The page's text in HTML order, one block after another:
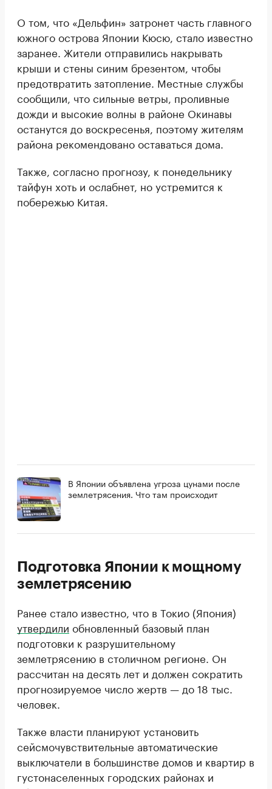
О том, что «Дельфин» затронет часть главного
южного острова Японии Кюсю, стало известно
заранее. Жители отправились накрывать
крыши и стены синим брезентом, чтобы
предотвратить затопление. Местные службы
сообщили, что сильные ветры, проливные
дожди и высокие волны в районе Окинавы
останутся до воскресенья, поэтому жителям
района рекомендовано оставаться дома.
Также, согласно прогнозу, к понедельнику
тайфун хоть и ослабнет, но устремится к
побережью Китая.
В Японии объявлена угроза цунами после
землетрясения. Что там происходит
Подготовка Японии к мощному
землетрясению
Ранее стало известно, что в Токио (Япония)
утвердили обновленный базовый план
подготовки к разрушительному
землетрясению в столичном регионе. Он
рассчитан на десять лет и должен сократить
прогнозируемое число жертв — до 18 тыс.
человек.
Также власти планируют установить
сейсмочувствительные автоматические
выключатели в большинстве домов и квартир в
густонаселенных городских районах и